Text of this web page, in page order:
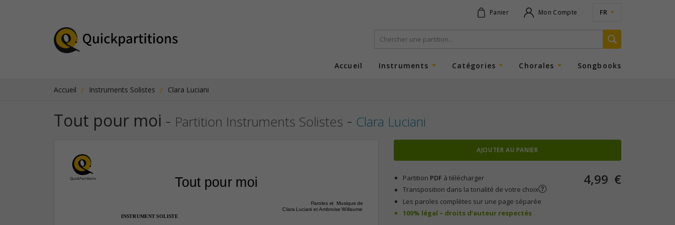
Panier Mon Compte FR
Accueil Instruments Catégories Chorales Songbooks
Accueil Instruments Solistes Clara Luciani
Tout pour moi - Partition Instruments Solistes - Clara Luciani
Tout pour moi
Paroles et  Musique de
Clara Luciani et Ambroise Willaume
INSTRUMENT SOLISTE
AJOUTER AU PANIER
Partition PDF à télécharger
Transposition dans la tonalité de votre choix
Les paroles complètes sur une page séparée
100% légal – droits d’auteur respectés
4,99 €